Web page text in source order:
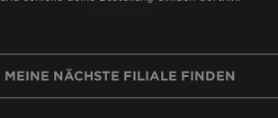
MEINE NÄCHSTE FILIALE FINDEN